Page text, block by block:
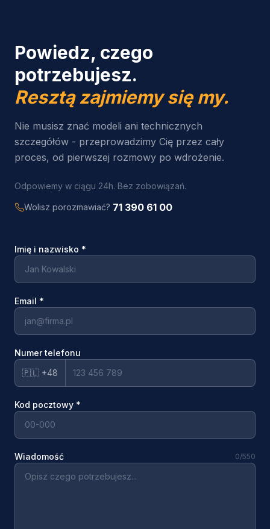
Powiedz, czego
potrzebujesz.
Resztą zajmiemy się my.
Nie musisz znać modeli ani technicznych
szczegółów - przeprowadzimy Cię przez cały
proces, od pierwszej rozmowy po wdrożenie.
Odpowiemy w ciągu 24h. Bez zobowiązań.
Wolisz porozmawiać? 71 390 61 00
Imię i nazwisko *
Email *
Numer telefonu
🇵🇱 +48
Kod pocztowy *
Wiadomość 0/550